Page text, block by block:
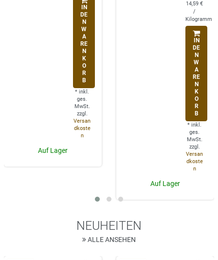
IN
DE
N
W
A
RE
N
K
O
R
B
* inkl.
ges.
MwSt.
zzgl.
Versan
dkoste
n
Auf Lager
14,59 €
/
Kilogramm
IN
DE
N
W
A
RE
N
K
O
R
B
* inkl.
ges.
MwSt.
zzgl.
Versan
dkoste
n
Auf Lager
NEUHEITEN
ALLE ANSEHEN